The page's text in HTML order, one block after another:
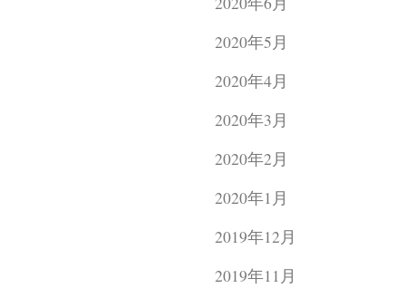
2020年5月
2020年4月
2020年3月
2020年2月
2020年1月
2019年12月
2019年11月